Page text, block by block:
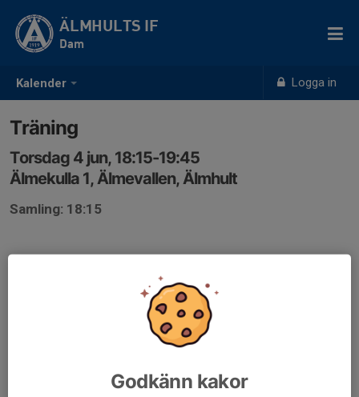
Kalender Logga in
ÄLMHULTS IF
Dam
Träning
Torsdag 4 jun, 18:15-19:45
Älmekulla 1, Älmevallen, Älmhult
Samling: 18:15
Godkänn kakor